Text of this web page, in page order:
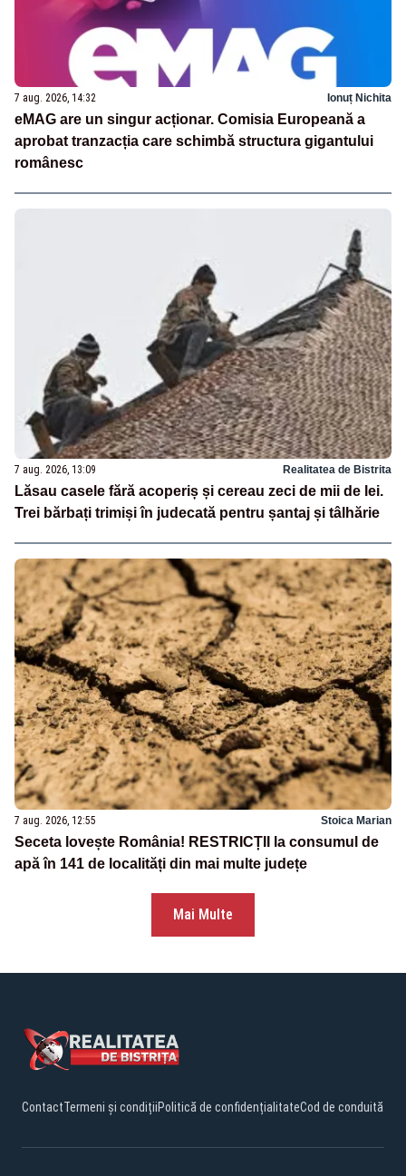
7 aug. 2026, 14:32 Ionuț Nichita
eMAG are un singur acționar. Comisia Europeană a
aprobat tranzacția care schimbă structura gigantului
românesc
7 aug. 2026, 13:09 Realitatea de Bistrita
Lăsau casele fără acoperiș și cereau zeci de mii de lei.
Trei bărbați trimiși în judecată pentru șantaj și tâlhărie
7 aug. 2026, 12:55 Stoica Marian
Seceta lovește România! RESTRICȚII la consumul de
apă în 141 de localități din mai multe județe
Mai Multe
ContactTermeni și condițiiPolitică de confidențialitateCod de conduită